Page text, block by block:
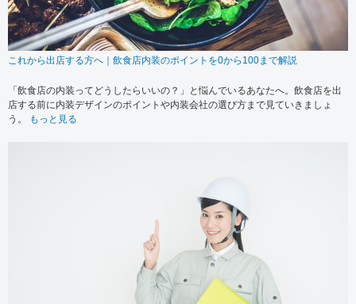
これから出店する方へ｜飲食店内装のポイントを0から100まで解説
「飲食店の内装ってどうしたらいいの？」と悩んでいるあなたへ。飲食店を出
店する前に内装デザインのポイントや内装会社の選び方まで見ていきましょ
う。
もっと見る